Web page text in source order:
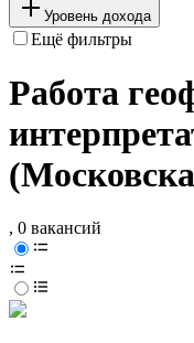
Уровень дохода
Ещё фильтры
Работа
, 0 вакансий